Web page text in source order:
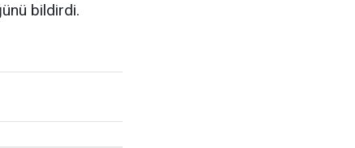
bildirdi.